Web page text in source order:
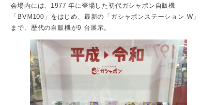
会場内には、1977 年に登場した初代ガシャポン自販機
「BVM100」をはじめ、最新の「ガシャポンステーション W」
まで、歴代の自販機が9 台展示。